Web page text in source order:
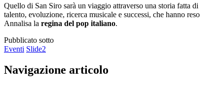
Quello di San Siro sarà un viaggio attraverso una storia fatta di
talento, evoluzione, ricerca musicale e successi, che hanno reso
Annalisa la regina del pop italiano.
Pubblicato sotto
Eventi Slide2
Navigazione articolo